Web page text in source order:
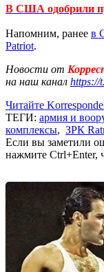
В США одобрили
Напомним, ранее в
Patriot.
Новости от
на наш канал https://
Читайте
ТЕГИ: армия и
комплексы, ЗРК
Если вы заметили
нажмите Ctrl+Enter,